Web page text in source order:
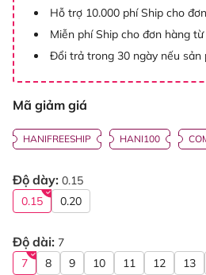
Hỗ trợ 10.000 phí Ship cho
Miễn phí Ship cho đơn hàng
Đổi trả trong 30 ngày nếu sản
Mã giảm giá
HANIFREESHIP HANI100
Độ dày: 0.15
0.15
0.20
Độ dài: 7
7
8 9 10 11 12 13